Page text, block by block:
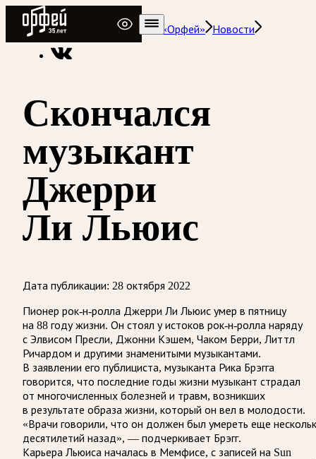
Радио Орфей
Радио классической музыки «Орфей»
Новости
Скончался
музыкант
Джерри
Ли Льюис
Дата публикации: 28 октября 2022
Пионер рок-н-ролла Джерри Ли Льюис умер в пятницу
на 88 году жизни. Он стоял у истоков рок-н-ролла наряду
с Элвисом Пресли, Джонни Кэшем, Чаком Берри, Литтл
Ричардом и другими знаменитыми музыкантами.
В заявлении его публициста, музыканта Рика Брэгга
говорится, что последние годы жизни музыкант страдал
от многочисленных болезней и травм, возникших
в результате образа жизни, который он вел в молодости.
«Врачи говорили, что он должен был умереть еще
десятилетий назад», — подчеркивает Брэгг.
Карьера Льюиса началась в Мемфисе, с записей на Sun